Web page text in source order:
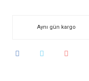
Aynı gün kargo